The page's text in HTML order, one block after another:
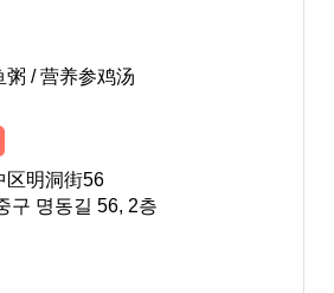
粥 / 营养参鸡汤
区明洞街56
구 명동길 56, 2층